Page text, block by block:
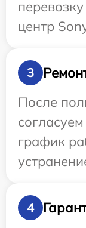
центр
3
После
график
4